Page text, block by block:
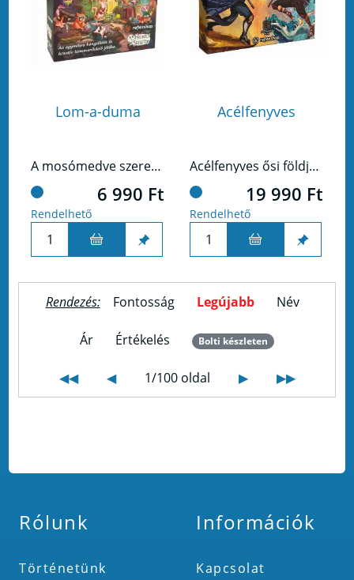
Lom-a-duma
A mosómedve szeret jó üzleteket kötni, de sajnos a macskák egy szavát se értik… Egy közös nyelvük van csupán: a lomok! Kommunikáljatok egymással az apróbb kacatokkal, találjátok ki, ki mire gondolhatott és virágoztassátok fel közösen ezt a sikátort!
6 990 Ft
Rendelhető
Acélfenyves
Acélfenyves ősi földjét, egy soha véget nem érő háború szaggatja. A rideg fémbe öltözött Acélkérgűek és a fák minden titkát ismerő Fenyvesjárók ugyanazt akarják: a hegyek mélyén rejtőző, mindennél erősebb kristályokat. A két esküdt ellenség nem hátrál meg, de nem is tud diadalt aratni.Te kinek az oldalán állsz?
19 990 Ft
Rendelhető
Rendezés: Fontosság Legújabb Név
Ár Értékelés Bolti készleten
◀◀ ◀ 1/100 oldal ▶ ▶▶
Rólunk
Történetünk
Információk
Kapcsolat